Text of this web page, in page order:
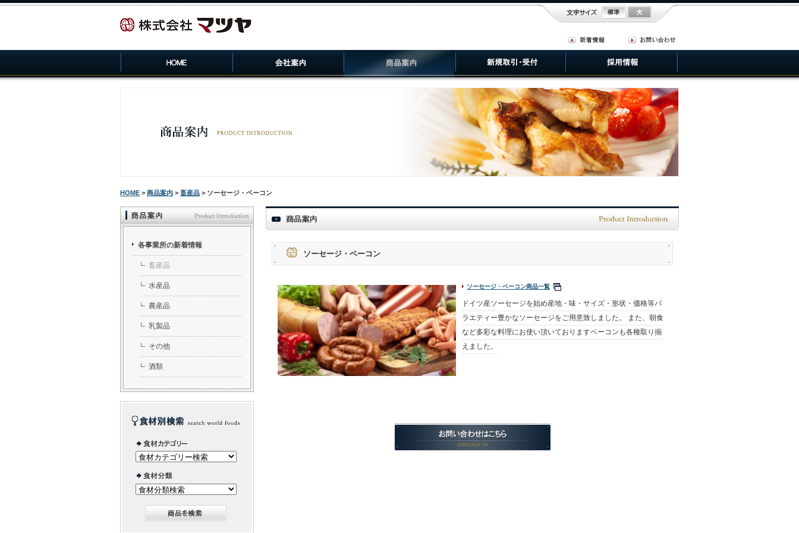
HOME > 商品案内 > 畜産品 > ソーセージ・ベーコン
ソーセージ・ベーコン
ソーセージ・ベーコン商品一覧
ドイツ産ソーセージを始め産地・味・サイズ・形状・価格等バ
ラエティー豊かなソーセージをご用意致しました。 また、朝食
など多彩な料理にお使い頂いておりますベーコンも各種取り揃
えました。
各事業所の新着情報
畜産品
水産品
農産品
乳製品
その他
酒類